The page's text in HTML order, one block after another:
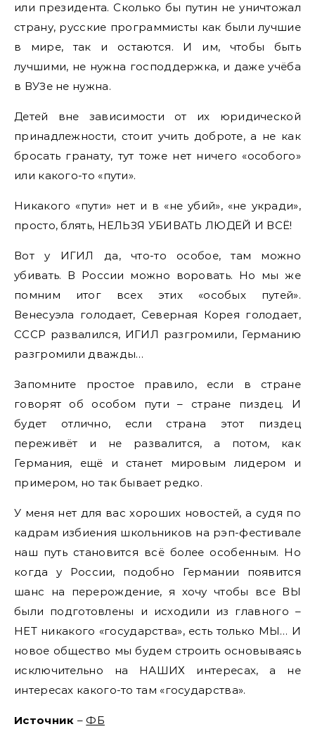
или президента. Сколько бы путин не уничтожал
страну, русские программисты как были лучшие
в мире, так и остаются. И им, чтобы быть
лучшими, не нужна господдержка, и даже учёба
в ВУЗе не нужна.
Детей вне зависимости от их юридической
принадлежности, стоит учить доброте, а не как
бросать гранату, тут тоже нет ничего «особого»
или какого-то «пути».
Никакого «пути» нет и в «не убий», «не укради»,
просто, блять, НЕЛЬЗЯ УБИВАТЬ ЛЮДЕЙ И ВСЁ!
Вот у ИГИЛ да, что-то особое, там можно
убивать. В России можно воровать. Но мы же
помним итог всех этих «особых путей».
Венесуэла голодает, Северная Корея голодает,
СССР развалился, ИГИЛ разгромили, Германию
разгромили дважды…
Запомните простое правило, если в стране
говорят об особом пути – стране пиздец. И
будет отлично, если страна этот пиздец
переживёт и не развалится, а потом, как
Германия, ещё и станет мировым лидером и
примером, но так бывает редко.
У меня нет для вас хороших новостей, а судя по
кадрам избиения школьников на рэп-фестивале
наш путь становится всё более особенным. Но
когда у России, подобно Германии появится
шанс на перерождение, я хочу чтобы все ВЫ
были подготовлены и исходили из главного –
НЕТ никакого «государства», есть только МЫ… И
новое общество мы будем строить основываясь
исключительно на НАШИХ интересах, а не
интересах какого-то там «государства».
Источник – ФБ